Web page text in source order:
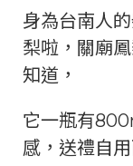
身為台南人
梨啦，關廟
知道，
它一瓶有
感，送禮自用